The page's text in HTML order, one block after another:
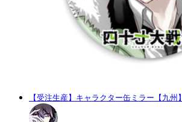
【受注生産】キャラクター缶ミラー【九州】